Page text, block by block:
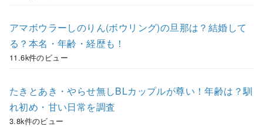
アマボウラーしのりん(ボウリング)の旦那は？結婚して
る？本名・年齢・経歴も！
11.6k件のビュー
たきとあき・やらせ無しBLカップルが尊い！年齢は？馴
れ初め・甘い日常を調査
3.8k件のビュー